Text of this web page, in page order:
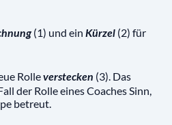
(1) und ein Kürzel (2) für
Rolleverstecken (3). Das
der Rolle eines Coaches Sinn,
betreut.